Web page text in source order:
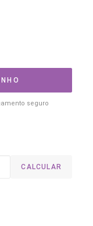
seguro
CALCULAR